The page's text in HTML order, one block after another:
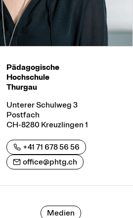
Pädagogische
Hochschule
Thurgau
Unterer Schulweg 3
Postfach
CH-8280 Kreuzlingen 1
+41 71 678 56 56
office@phtg.ch
Medien